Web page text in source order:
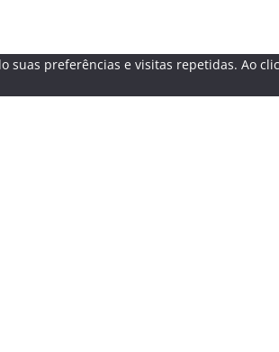
preferências e visitas repetidas. Ao